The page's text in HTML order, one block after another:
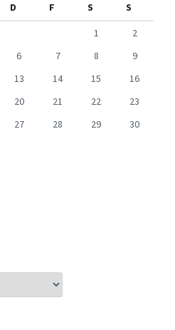
D F S
S
1
2
6 7 8
9
13 14 15
16
20 21 22
23
27 28 29
30